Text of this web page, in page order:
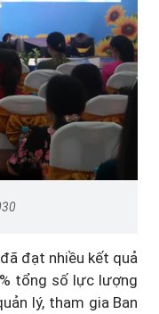
đạt nhiều kết quả
tổng số lực lượng
lý, tham gia Ban